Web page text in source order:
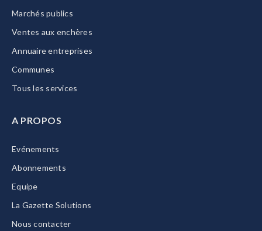
Marchés publics
Ventes aux enchères
Annuaire entreprises
Communes
Tous les services
A PROPOS
Evénements
Abonnements
Equipe
La Gazette Solutions
Nous contacter